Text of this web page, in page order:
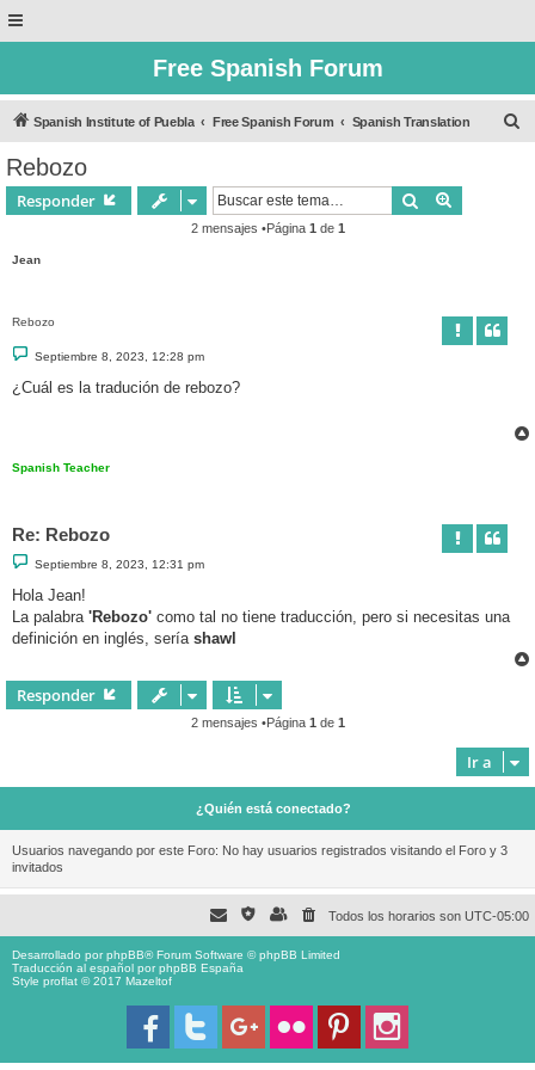
Free Spanish Forum
Spanish Institute of Puebla Free Spanish Forum Spanish Translation
Rebozo
Responder Buscar
2 mensajes •Página 1 de 1
Jean
Rebozo
M
e
n
s
Septiembre 8, 2023, 12:28 pm
¿Cuál es la tradución de rebozo?
Spanish Teacher
Re: Rebozo
M
e
n
s
a
j
e
Septiembre 8, 2023, 12:31 pm
Hola Jean!
La palabra 'Rebozo' como tal no tiene traducción, pero si necesitas una
definición en inglés, sería shawl
Responder
2 mensajes •Página 1 de 1
Ir a
¿Quién está conectado?
Usuarios navegando por este Foro: No hay usuarios registrados visitando el Foro y 3
invitados
Todos los horarios son UTC-05:00
Desarrollado porphpBB® Forum Software © phpBB Limited
Traducción al español porphpBB España
Style proflat © 2017 Mazeltof